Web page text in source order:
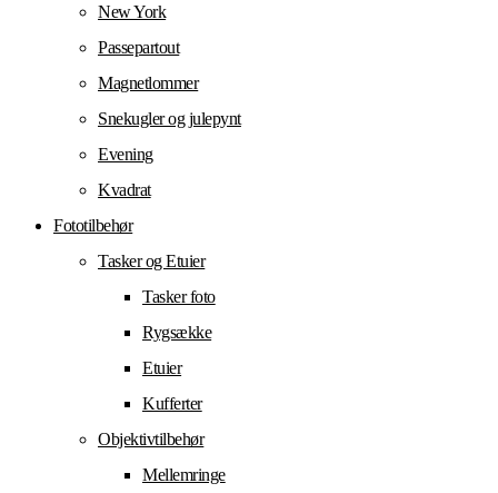
New York
Passepartout
Magnetlommer
Snekugler og julepynt
Evening
Kvadrat
Fototilbehør
Tasker og Etuier
Tasker foto
Rygsække
Etuier
Kufferter
Objektivtilbehør
Mellemringe